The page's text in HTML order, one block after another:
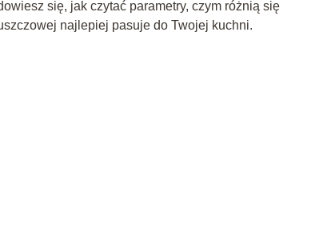
się, jak czytać parametry, czym różnią się
najlepiej pasuje do Twojej kuchni.